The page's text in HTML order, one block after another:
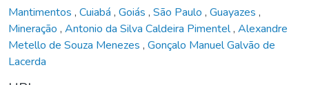
Mantimentos , Cuiabá , Goiás , São Paulo , Guayazes ,
Mineração , Antonio da Silva Caldeira Pimentel, Alexandre
Metello de Souza Menezes , Gonçalo Manuel Galvão de
Lacerda